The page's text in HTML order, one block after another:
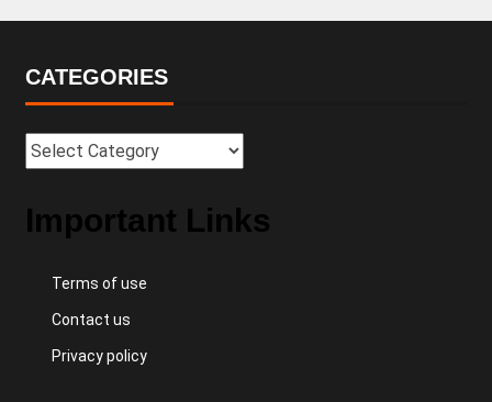
CATEGORIES
Important Links
Terms of use
Contact us
Privacy policy